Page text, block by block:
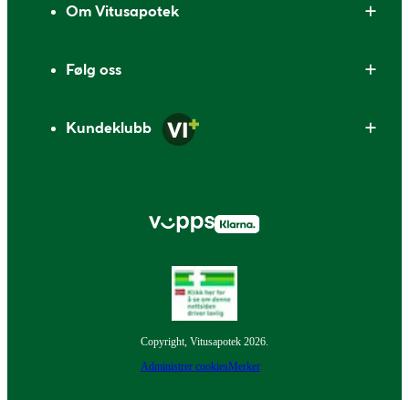
Om Vitusapotek
Følg oss
Kundeklubb
Copyright, Vitusapotek 2026.
Administrer cookiesMerker